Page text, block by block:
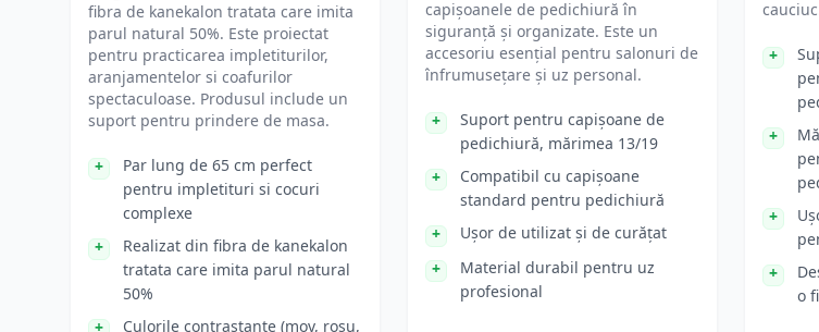
fibra de kanekalon tratata care imita
parul natural 50%. Este proiectat
pentru practicarea impletiturilor,
aranjamentelor si coafurilor
spectaculoase. Produsul include un
suport pentru prindere de masa.
Par lung de 65 cm perfect
pentru impletituri si cocuri
complexe
Realizat din fibra de kanekalon
tratata care imita parul natural
50%
Culorile contrastante (mov, rosu,
capișoanele de pedichiură în
siguranță și organizate. Este un
accesoriu esențial pentru salonuri de
înfrumusețare și uz personal.
Suport pentru capișoane de
pedichiură, mărimea 13/19
Compatibil cu capișoane
standard pentru pedichiură
Ușor de utilizat și de curățat
Material durabil pentru uz
profesional
o